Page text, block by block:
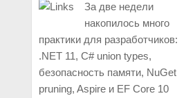
За две недели
накопилось много
практики для разработчиков:
.NET 11, C# union types,
безопасность памяти, NuGet
pruning, Aspire и EF Core 10